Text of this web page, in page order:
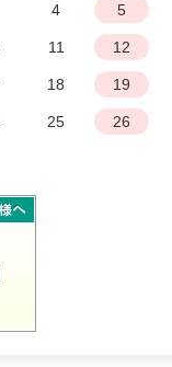
4 5
11 12
18 19
25 26